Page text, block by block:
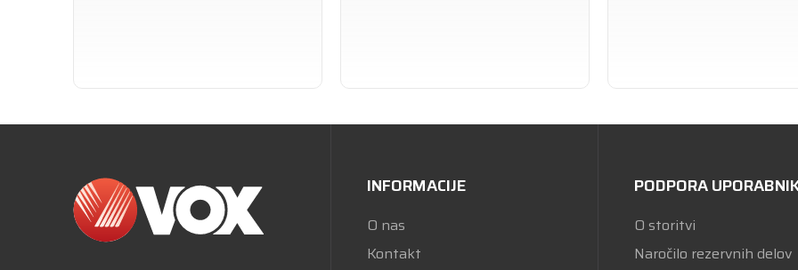
INFORMACIJE
O nas
Kontakt
PODPORA
O storitvi
Naročilo rezervnih delov